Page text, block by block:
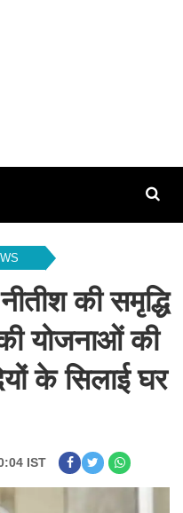
की समृद्धि
योजनाओं की
के सिलाई घर
IST